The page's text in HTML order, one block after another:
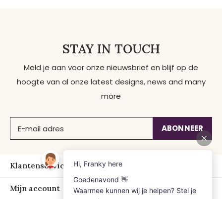
STAY IN TOUCH
Meld je aan voor onze nieuwsbrief en blijf op de
hoogte van al onze latest designs, news and many
more
ABONNEER
Klantenservice
Mijn account